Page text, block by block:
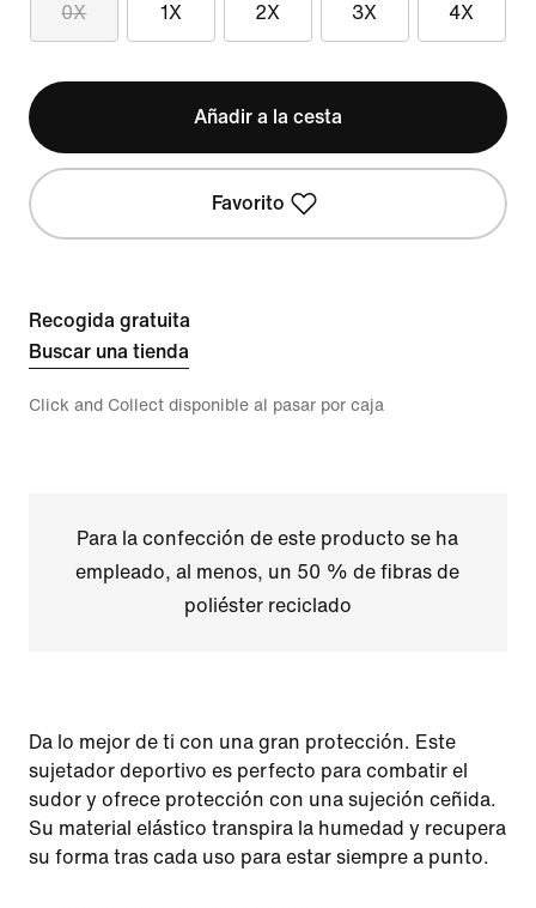
0X 1X 2X 3X 4X
Añadir a la cesta
Favorito
Recogida gratuita
Buscar una tienda
Click and Collect disponible al pasar por caja
Para la confección de este producto se ha
empleado, al menos, un 50 % de fibras de
poliéster reciclado
Da lo mejor de ti con una gran protección. Este
sujetador deportivo es perfecto para combatir el
sudor y ofrece protección con una sujeción ceñida.
Su material elástico transpira la humedad y recupera
su forma tras cada uso para estar siempre a punto.